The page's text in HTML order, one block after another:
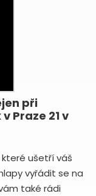
při
Praze 21 v
ušetří váš
vyřádit se na
také rádi